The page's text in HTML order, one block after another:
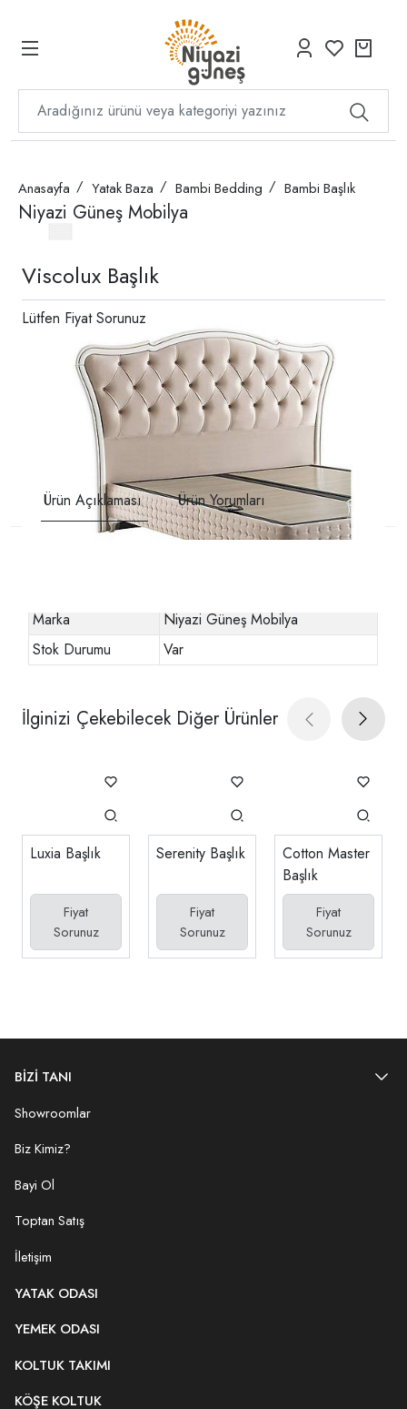
Anasayfa Yatak Baza Bambi Bedding Bambi Başlık
Niyazi Güneş Mobilya
Viscolux Başlık
Lütfen Fiyat Sorunuz
Ürün Açıklaması Ürün Yorumları
Marka
Niyazi Güneş Mobilya
Stok Durumu
Var
İlginizi Çekebilecek Diğer Ürünler
Luxia Başlık
Fiyat
Sorunuz
Serenity Başlık
Fiyat
Sorunuz
Cotton Master
Başlık
Fiyat
Sorunuz
BİZİ TANI
Showroomlar
Biz Kimiz?
Bayi Ol
Toptan Satış
İletişim
YATAK ODASI
YEMEK ODASI
KOLTUK TAKIMI
KÖŞE KOLTUK